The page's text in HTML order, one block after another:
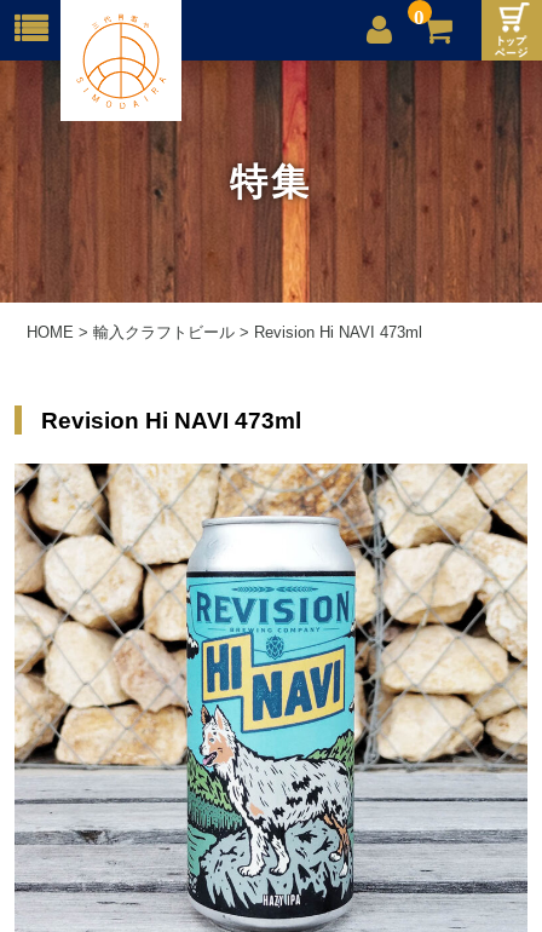
0
店舗案内
ご利用案内
送料
お問合せ
特集
HOME >輸入クラフトビール > Revision Hi NAVI 473ml
Revision Hi NAVI 473ml